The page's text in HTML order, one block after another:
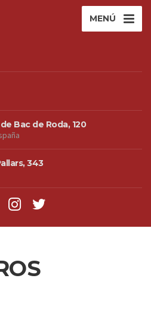
MENÚ
Bac de Roda, 120
343